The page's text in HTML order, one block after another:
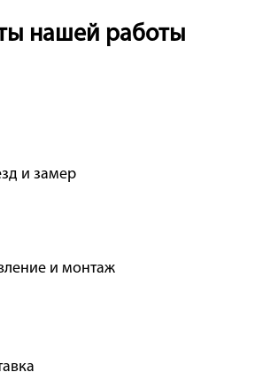
нашей работы
и замер
и монтаж